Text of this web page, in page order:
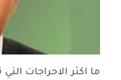
ما اكثر الاحراجات